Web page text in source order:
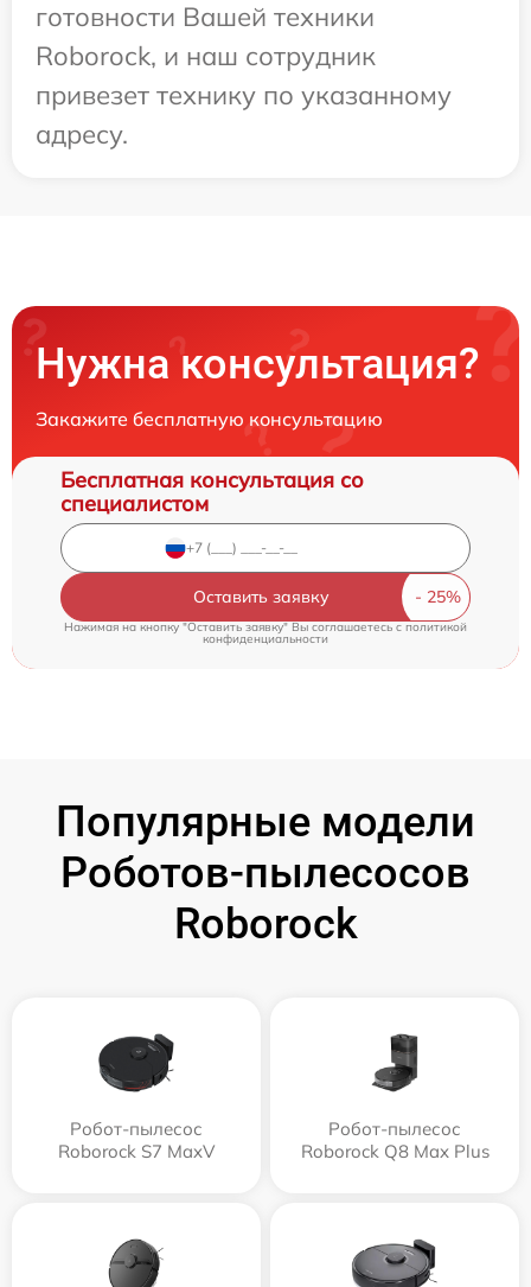
готовности Вашей техники
Roborock, и наш сотрудник
привезет технику по указанному
адресу.
Нужна консультация?
Закажите бесплатную консультацию
Бесплатная консультация со
специалистом
Оставить заявку
Нажимая на кнопку "Оставить заявку" Вы соглашаетесь cполитикой
конфиденциальности
Популярные модели
Роботов-пылесосов
Roborock
Робот-пылесос
Roborock S7 MaxV
Робот-пылесос
Roborock Q8 Max Plus